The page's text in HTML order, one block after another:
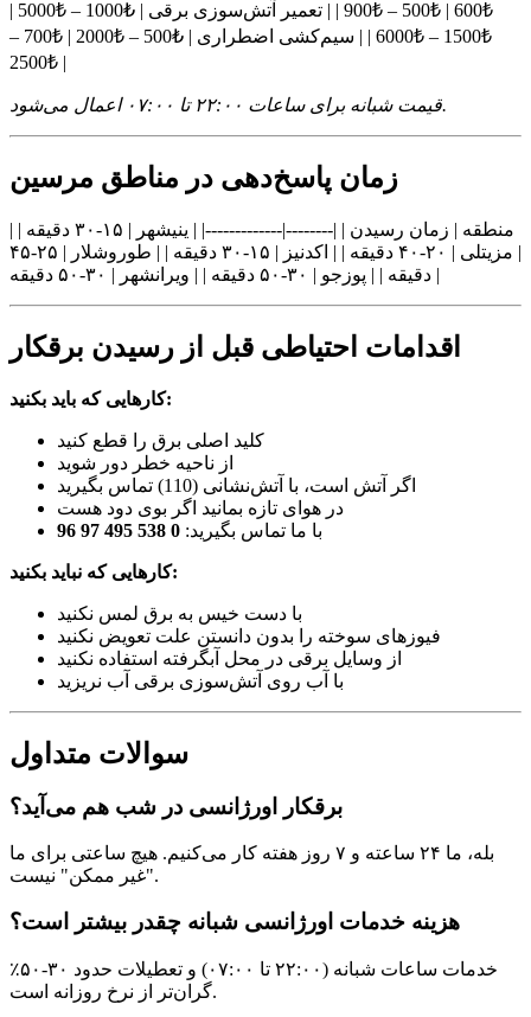
₺600 | ₺500 – ₺900 | | تعمیر آتش‌سوزی برقی | ₺1000 – ₺5000 |
₺1500 – ₺6000 | | سیم‌کشی اضطراری | ₺500 – ₺2000 | ₺700 –
₺2500 |
قیمت شبانه برای ساعات ۲۲:۰۰ تا ۰۷:۰۰ اعمال می‌شود.
زمان پاسخ‌دهی در مناطق مرسین
| منطقه | زمان رسیدن | |--------|-------------| | ینیشهر | ۱۵-۳۰ دقیقه |
| مزیتلی | ۲۰-۴۰ دقیقه | | اکدنیز | ۱۵-۳۰ دقیقه | | طوروشلار | ۲۵-۴۵
دقیقه | | پوزجو | ۳۰-۵۰ دقیقه | | ویرانشهر | ۳۰-۵۰ دقیقه |
اقدامات احتیاطی قبل از رسیدن برقکار
کارهایی که باید بکنید:
کلید اصلی برق را قطع کنید
از ناحیه خطر دور شوید
اگر آتش است، با آتش‌نشانی (110) تماس بگیرید
در هوای تازه بمانید اگر بوی دود هست
با ما تماس بگیرید: 0 538 495 97 96
کارهایی که نباید بکنید:
با دست خیس به برق لمس نکنید
فیوزهای سوخته را بدون دانستن علت تعویض نکنید
از وسایل برقی در محل آبگرفته استفاده نکنید
با آب روی آتش‌سوزی برقی آب نریزید
سوالات متداول
برقکار اورژانسی در شب هم می‌آید؟
بله، ما ۲۴ ساعته و ۷ روز هفته کار می‌کنیم. هیچ ساعتی برای ما
"غیر ممکن" نیست.
هزینه خدمات اورژانسی شبانه چقدر بیشتر است؟
خدمات ساعات شبانه (۲۲:۰۰ تا ۰۷:۰۰) و تعطیلات حدود ۳۰-۵۰٪
گران‌تر از نرخ روزانه است.